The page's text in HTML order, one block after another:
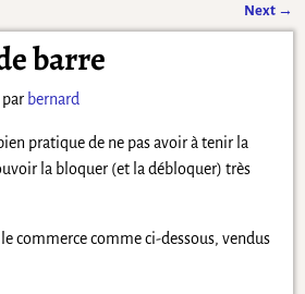
Next →
barre
par bernard
pratique de ne pas avoir à tenir la
la bloquer (et la débloquer) très
le commerce comme ci-dessous, vendus